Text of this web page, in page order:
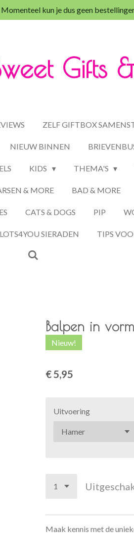
Momenteel kun je dus geen
Gifts
ZELF GIFTBOX
NIEUW BINNEN
KIDS THEMA'S
& MORE BAD & MORE
CATS & DOGS PIP
LOTS4YOU SIERADEN TIPS
Balpen in
Nieuw!
€ 5,95
Uitvoering
Maak kennis met de